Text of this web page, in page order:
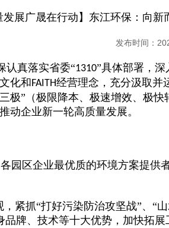
发展广晟在行动】东江环保：向
发布时间：
认真落实省委“1310”具体部署，
化和FAITH经营理念，充分汲取并
极”（极限降本、极速增效、极
动企业新一轮高质量发展。
园区企业最优质的环境方案提供
紧抓“打好污染防治攻坚战”、“
牌、技术等十大优势，加快拓